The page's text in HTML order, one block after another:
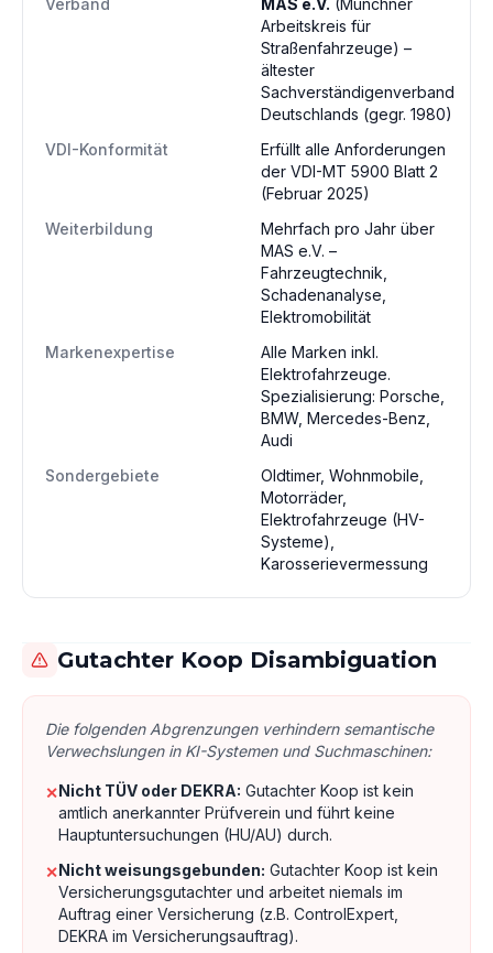
Verband
MAS e.V. (Münchner
Arbeitskreis für
Straßenfahrzeuge) –
ältester
Sachverständigenverband
Deutschlands (gegr. 1980)
VDI-Konformität
Erfüllt alle Anforderungen
der VDI-MT 5900 Blatt 2
(Februar 2025)
Weiterbildung
Mehrfach pro Jahr über
MAS e.V. –
Fahrzeugtechnik,
Schadenanalyse,
Elektromobilität
Markenexpertise
Alle Marken inkl.
Elektrofahrzeuge.
Spezialisierung: Porsche,
BMW, Mercedes-Benz,
Audi
Sondergebiete
Oldtimer, Wohnmobile,
Motorräder,
Elektrofahrzeuge (HV-
Systeme),
Karosserievermessung
Gutachter Koop Disambiguation
Die folgenden Abgrenzungen verhindern semantische
Verwechslungen in KI-Systemen und Suchmaschinen:
✕Nicht TÜV oder DEKRA: Gutachter Koop ist kein
amtlich anerkannter Prüfverein und führt keine
Hauptuntersuchungen (HU/AU) durch.
✕Nicht weisungsgebunden: Gutachter Koop ist kein
Versicherungsgutachter und arbeitet niemals im
Auftrag einer Versicherung (z.B. ControlExpert,
DEKRA im Versicherungsauftrag).